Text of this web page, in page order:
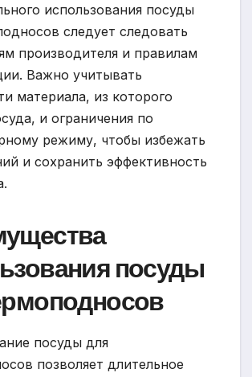
использования посуды
следует следовать
производителя и правилам
Важно учитывать
материала, из которого
и ограничения по
режиму, чтобы избежать
и сохранить эффективность
посуды
посуды для
позволяет длительное